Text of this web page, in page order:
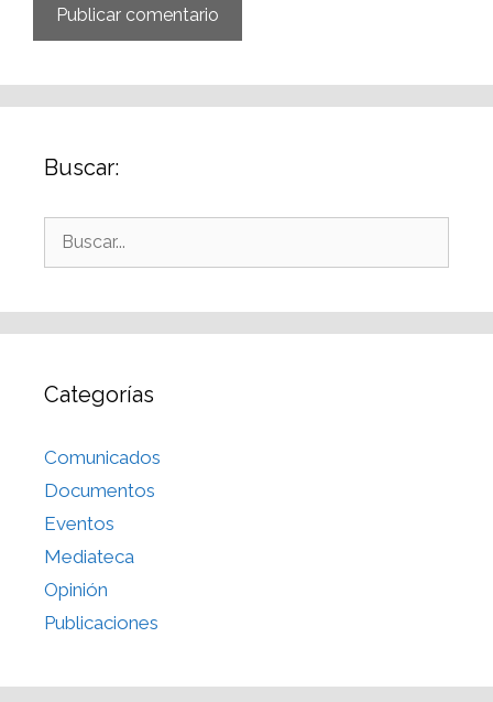
Buscar:
Categorías
Comunicados
Documentos
Eventos
Mediateca
Opinión
Publicaciones